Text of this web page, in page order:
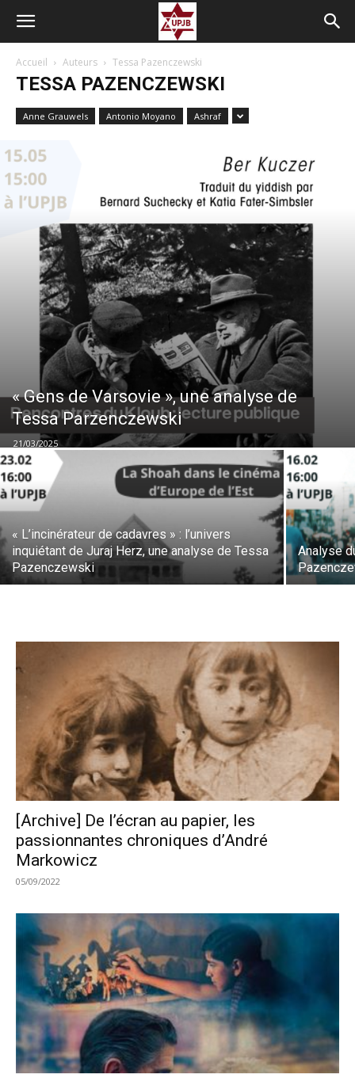
Accueil Auteurs Tessa Pazenczewski
TESSA PAZENCZEWSKI
Anne Grauwels Antonio Moyano Ashraf
« Gens de Varsovie », une analyse de
Tessa Parzenczewski
21/03/2025
« L’incinérateur de cadavres » : l’univers
inquiétant de Juraj Herz, une analyse de Tessa
Pazenczewski
Analyse
[Archive] De l’écran au papier, les
passionnantes chroniques d’André
Markowicz
05/09/2022